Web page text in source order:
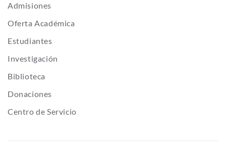
Admisiones
Oferta Académica
Estudiantes
Investigación
Biblioteca
Donaciones
Centro de Servicio